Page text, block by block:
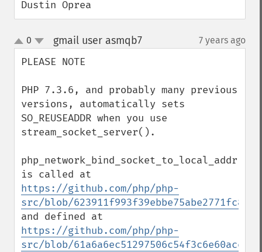
Dustin Oprea
up
down
0 gmail user asmqb7¶ 7 years ago
PLEASE NOTE
PHP 7.3.6, and probably many previous
versions, automatically sets
SO_REUSEADDR when you use
stream_socket_server().
php_network_bind_socket_to_local_addr()
https://github.com/php/php-
src/blob/
https://github.com/php/php-
src/blob/